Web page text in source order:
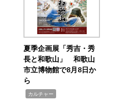
夏季企画展「秀吉・秀
長と和歌山」 和歌山
市立博物館で8月8日か
ら
カルチャー